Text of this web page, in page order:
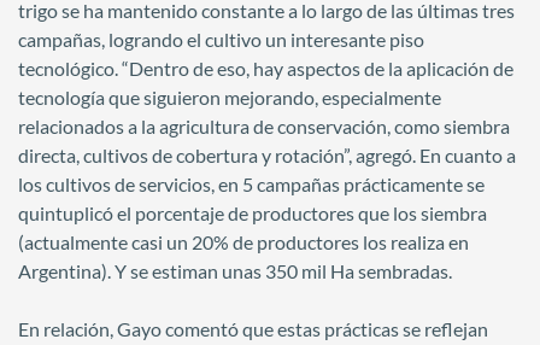
trigo se ha mantenido constante a lo largo de las últimas tres
campañas, logrando el cultivo un interesante piso
tecnológico. “Dentro de eso, hay aspectos de la aplicación de
tecnología que siguieron mejorando, especialmente
relacionados a la agricultura de conservación, como siembra
directa, cultivos de cobertura y rotación”, agregó. En cuanto a
los cultivos de servicios, en 5 campañas prácticamente se
quintuplicó el porcentaje de productores que los siembra
(actualmente casi un 20% de productores los realiza en
Argentina). Y se estiman unas 350 mil Ha sembradas.
En relación, Gayo comentó que estas prácticas se reflejan